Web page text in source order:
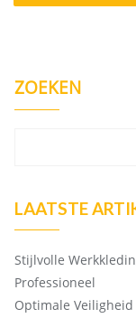
ZOEKEN
LAATSTE
Stijlvolle
Professioneel
Optimale